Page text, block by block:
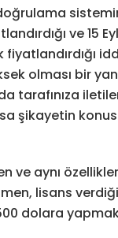
ve 15
olması bir
tarafınıza
şikayetin
ve aynı
lisans
dolara